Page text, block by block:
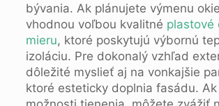
bývania. Ak plánujete výmenu
vhodnou voľbou kvalitné plastové
mieru, ktoré poskytujú výbornú
izoláciu. Pre dokonalý vzhľad
dôležité myslieť aj na vonkajšie
ktoré esteticky doplnia fasádu.